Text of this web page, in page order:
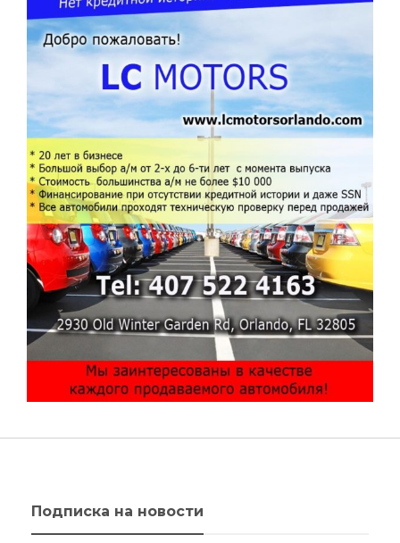
Подписка на новости